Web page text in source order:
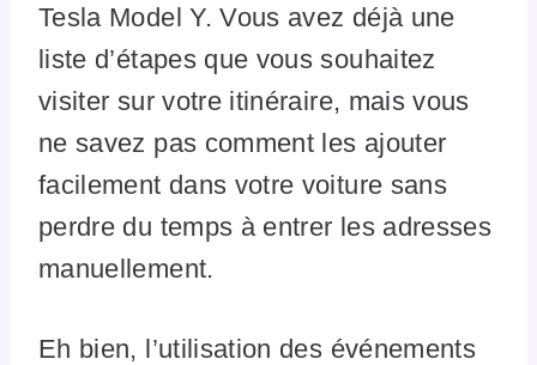
Tesla Model Y. Vous avez déjà une
liste d’étapes que vous souhaitez
visiter sur votre itinéraire, mais vous
ne savez pas comment les ajouter
facilement dans votre voiture sans
perdre du temps à entrer les adresses
manuellement.
Eh bien, l’utilisation des événements